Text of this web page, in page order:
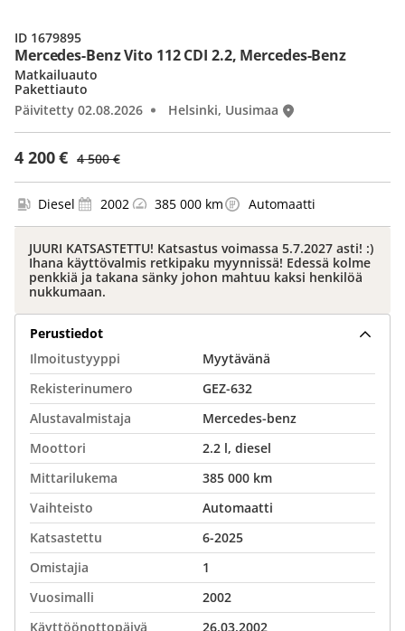
Mercedes-Benz Vito 112 CDI 2.2, Mercedes-Benz
4 200 € 4 500 €
Matkailuauto
Pakettiauto
Päivitetty 02.08.2026
Helsinki, Uusimaa
ID 1679895
Diesel 2002 385 000 km Automaatti
JUURI KATSASTETTU! Katsastus voimassa 5.7.2027 asti! :)
Ihana käyttövalmis retkipaku myynnissä! Edessä kolme
penkkiä ja takana sänky johon mahtuu kaksi henkilöä
nukkumaan.
Perustiedot
Ilmoitustyyppi
Myytävänä
Rekisterinumero
GEZ-632
Alustavalmistaja
Mercedes-benz
Moottori
2.2 l, diesel
Mittarilukema
385 000 km
Vaihteisto
Automaatti
Katsastettu
6-2025
Omistajia
1
Vuosimalli
2002
Käyttöönottopäivä
26.03.2002